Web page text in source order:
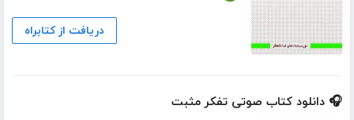
دریافت از کتابراه
🎧 دانلود کتاب صوتی تفکر مثبت